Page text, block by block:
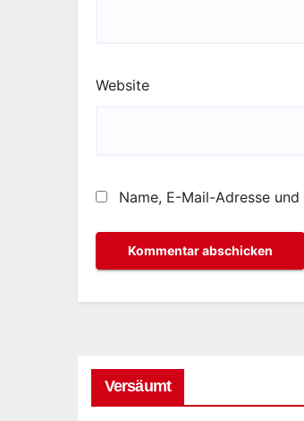
Website
Name, E-Mail-Adresse
Versäumt